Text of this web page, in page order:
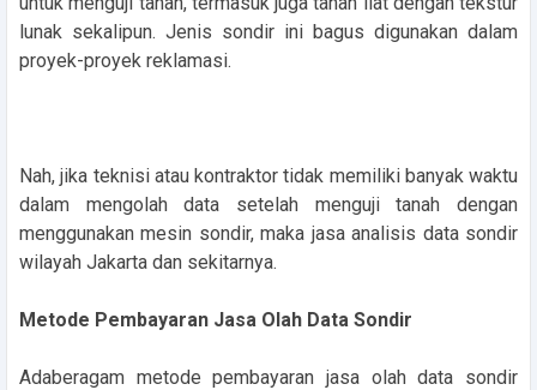
lunak sekalipun. Jenis sondir ini bagus digunakan dalam
proyek-proyek reklamasi.
Nah, jika teknisi atau kontraktor tidak memiliki banyak waktu
dalam mengolah data setelah menguji tanah dengan
menggunakan mesin sondir, maka jasa analisis data sondir
wilayah Jakarta dan sekitarnya.
Metode Pembayaran Jasa Olah Data Sondir
Adaberagam metode pembayaran jasa olah data sondir